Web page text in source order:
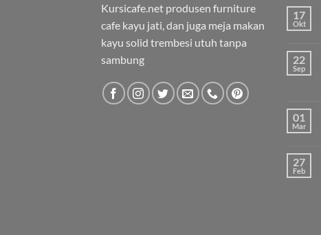
Kursicafe.net produsen furniture
cafe kayu jati, dan juga meja makan
kayu solid trembesi utuh tanpa
sambung
17
Okt
22
Sep
01
Mar
27
Feb